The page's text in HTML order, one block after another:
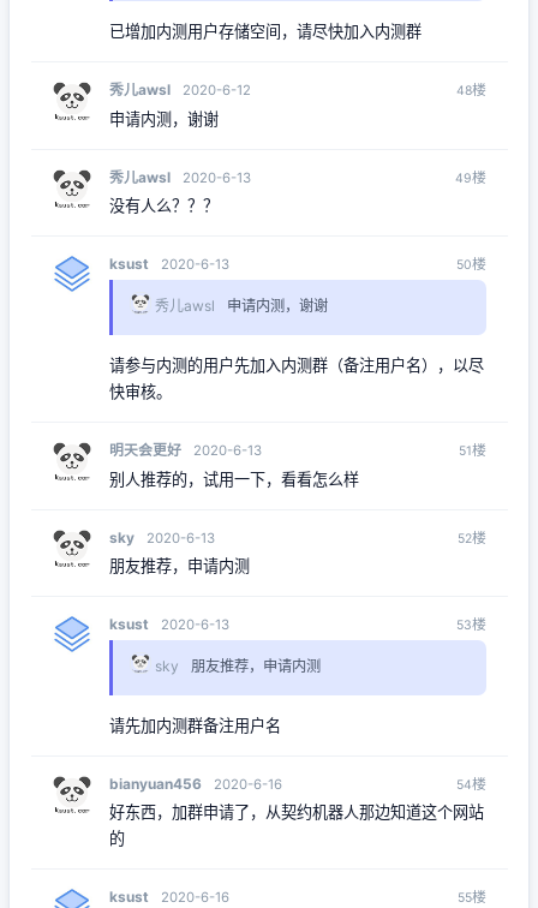
已增加内测用户存储空间，请尽快加入内测群
秀儿awsl 2020-6-12 48楼
申请内测，谢谢
秀儿awsl 2020-6-13 49楼
没有人么？？？
ksust 2020-6-13 50楼
秀儿awsl 申请内测，谢谢
请参与内测的用户先加入内测群（备注用户名），以尽
快审核。
明天会更好 2020-6-13 51楼
别人推荐的，试用一下，看看怎么样
sky 2020-6-13 52楼
朋友推荐，申请内测
ksust 2020-6-13 53楼
sky 朋友推荐，申请内测
请先加内测群备注用户名
bianyuan456 2020-6-16 54楼
好东西，加群申请了，从契约机器人那边知道这个网站
的
ksust 2020-6-16 55楼